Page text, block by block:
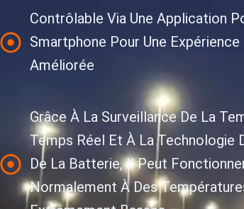
Contrôlable Via Une Application
Smartphone Pour Une
Améliorée
Grâce À La Surveillance De La
Temps Réel Et À La Technologie
De La Batterie, Il Peut
Normalement À Des